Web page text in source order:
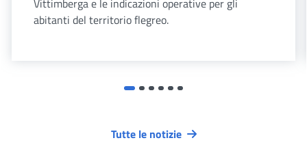
Vittimberga e le indicazioni operative per gli
abitanti del territorio flegreo.
Tutte le notizie